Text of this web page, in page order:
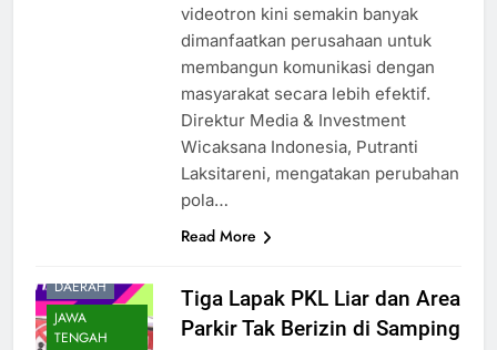
videotron kini semakin banyak
dimanfaatkan perusahaan untuk
membangun komunikasi dengan
masyarakat secara lebih efektif.
Direktur Media & Investment
Wicaksana Indonesia, Putranti
Laksitareni, mengatakan perubahan
pola…
Read More
DAERAH
JAWA
TENGAH
Tiga Lapak PKL Liar dan Area
Parkir Tak Berizin di Samping